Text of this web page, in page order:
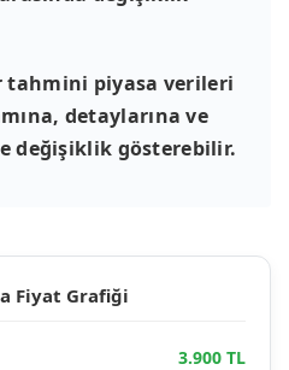
piyasa verileri
detaylarına ve
değişiklik gösterebilir.
Fiyat Grafiği
3.900 TL